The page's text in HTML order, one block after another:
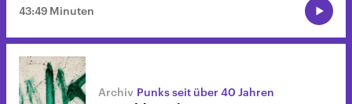
43:49 Minuten
Punks seit über 40 Jahren